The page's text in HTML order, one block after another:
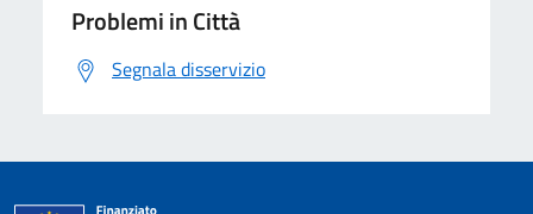
Problemi in Città
Segnala disservizio